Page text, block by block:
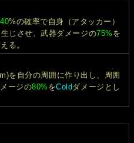
40%の確率で自身（アタッカー）
じさせ、武器ダメージの75% を
る。
を自分の周囲に作り出し、周囲
ージの80% をColdダメージとし